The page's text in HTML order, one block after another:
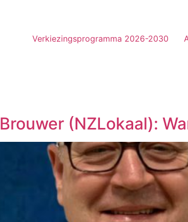
Verkiezingsprogramma 2026-2030
(NZLokaal):